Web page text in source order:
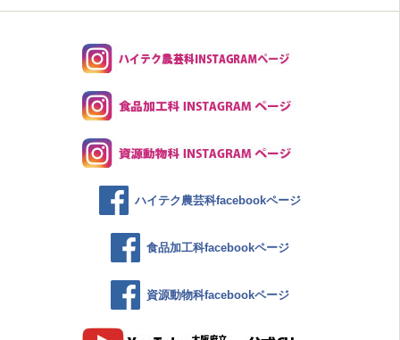
ハイテク農芸科facebookページ
食品加工科facebookページ
資源動物科facebookページ